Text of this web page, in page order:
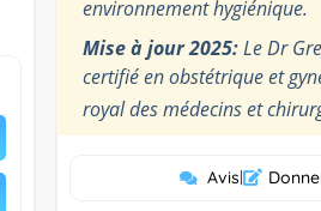
environnement hygiénique.
Mise à jour 2025:Le Dr
certifié en obstétrique et
royal des médecins et
Avis|